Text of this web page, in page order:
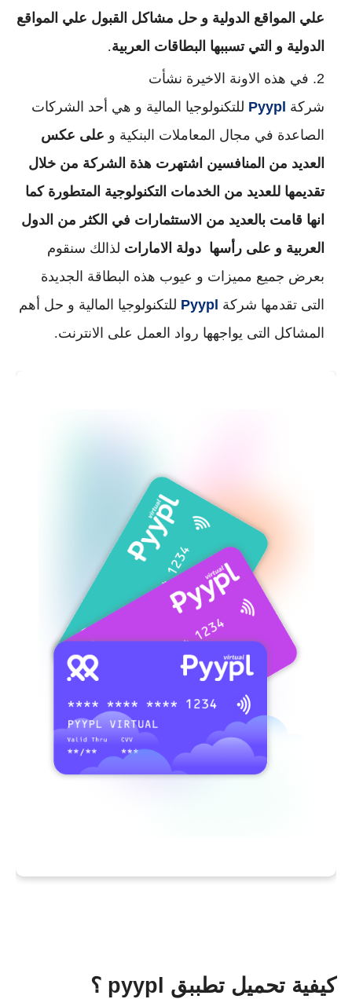
علي المواقع الدولية و حل مشاكل القبول علي المواقع
الدولية و التي تسببها البطاقات العربية.
في هذه الاونة الاخيرة نشأت
شركة Pyypl للتكنولوجيا المالية و هي أحد الشركات
الصاعدة في مجال المعاملات البنكية و على عكس
العديد من المنافسين اشتهرت هذة الشركة من خلال
تقديمها للعديد من الخدمات التكنولوجية المتطورة كما
انها قامت بالعديد من الاستثمارات في الكثر من الدول
العربية و على رأسها دولة الامارات لذالك سنقوم
بعرض جميع مميزات و عيوب هذه البطاقة الجديدة
التى تقدمها شركة Pyypl للتكنولوجيا المالية و حل أهم
المشاكل التى يواجهها رواد العمل على الانترنت.
كيفية تحميل تطببق pyypl ؟